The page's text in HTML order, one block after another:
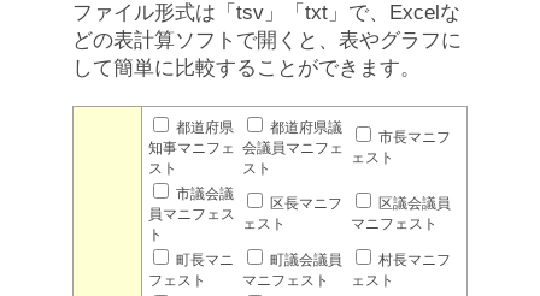
ファイル形式は「tsv」「txt」で、Excelな
どの表計算ソフトで開くと、表やグラフに
して簡単に比較することができます。
都道府県
知事マニフェ
スト
都道府県議
会議員マニフェ
スト
市長マニフ
ェスト
市議会議
員マニフェス
ト
区長マニフ
ェスト
区議会議員
マニフェスト
町長マニ
フェスト
町議会議員
マニフェスト
村長マニフ
ェスト